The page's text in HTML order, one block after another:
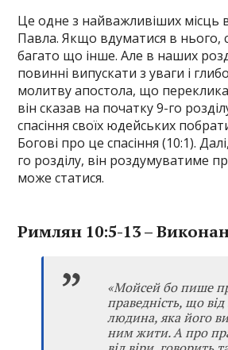
Це одне з найважливіших місць в
Павла. Якщо вдуматися в нього,
багато що інше. Але в наших
повинні випускати з уваги і
молитву апостола, що
він сказав на початку 9-го
спасіння своїх юдейських
Богові про це спасіння (10:1).
го розділу, він роздумуватиме
може статися.
Римлян 10:5-13 –
«Мойсей бо пише
праведність, що
людина, яка його
ним жити. А про